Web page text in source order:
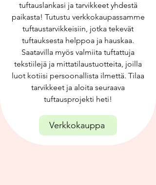
tuftauslankasi ja tarvikkeet yhdestä
paikasta! Tutustu verkkokaupassamme
tuftaustarvikkeisiin, jotka tekevät
tuftauksesta helppoa ja hauskaa.
Saatavilla myös valmiita tuftattuja
tekstiilejä ja mittatilaustuotteita, joilla
luot kotiisi persoonallista ilmettä. Tilaa
tarvikkeet ja aloita seuraava
tuftausprojekti heti!
Verkkokauppa